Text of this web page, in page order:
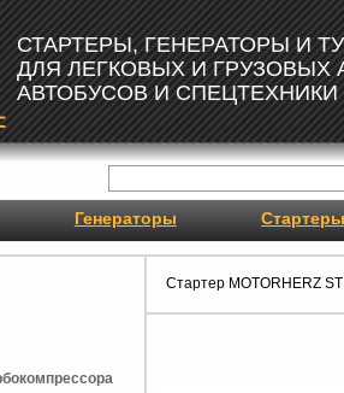
СТАРТЕРЫ, ГЕНЕРАТОРЫ И
ДЛЯ ЛЕГКОВЫХ И ГРУЗОВЫХ
АВТОБУСОВ И СПЕЦТЕХНИКИ
Генераторы Стартеры
Стартер MOTORHERZ